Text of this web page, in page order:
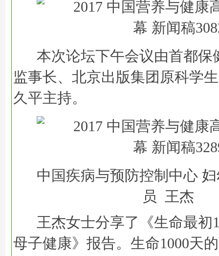
本次论坛下午会议由首都保
监事长、北京出版集团原科学
久平主持。
中国疾病与预防控制中心
员 王杰
王杰女士分享了《生命最初
母子健康》报告。生命1000天